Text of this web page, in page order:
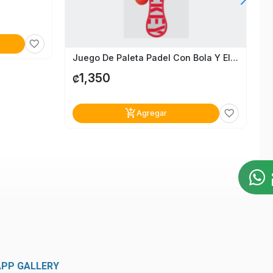
favorite_border
Juego De Paleta Padel Con Bola Y Elástico Jaru Mickey
₡1,350
add_shopping_cartAgregar favorite_border
GALLERY